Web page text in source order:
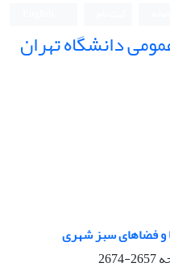
دانشگاه تهران
و فضاهای سبز شهری
2657-2674